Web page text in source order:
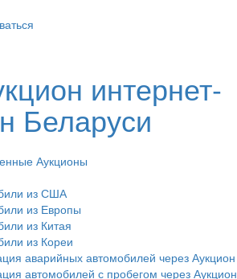
Аукционы
из США
из Европы
из Китая
из Кореи
аварийных автомобилей через Аукцион
автомобилей с пробегом через Аукцион